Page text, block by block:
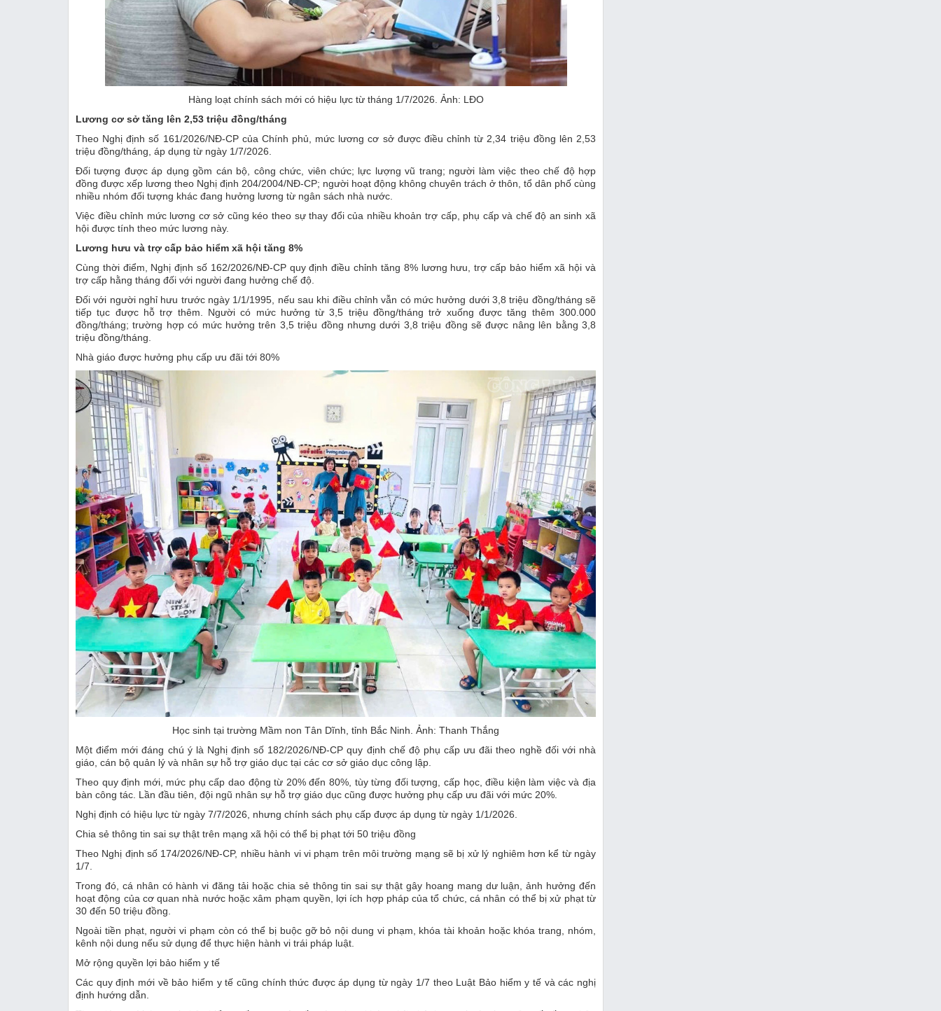
Hàng loạt chính sách mới có hiệu lực từ tháng 1/7/2026. Ảnh: LĐO
Lương cơ sở tăng lên 2,53 triệu đồng/tháng
Theo Nghị định số 161/2026/NĐ-CP của Chính phủ, mức lương cơ sở được điều chỉnh từ 2,34 triệu đồng lên 2,53
triệu đồng/tháng, áp dụng từ ngày 1/7/2026.
Đối tượng được áp dụng gồm cán bộ, công chức, viên chức; lực lượng vũ trang; người làm việc theo chế độ hợp
đồng được xếp lương theo Nghị định 204/2004/NĐ-CP; người hoạt động không chuyên trách ở thôn, tổ dân phố cùng
nhiều nhóm đối tượng khác đang hưởng lương từ ngân sách nhà nước.
Việc điều chỉnh mức lương cơ sở cũng kéo theo sự thay đổi của nhiều khoản trợ cấp, phụ cấp và chế độ an sinh xã
hội được tính theo mức lương này.
Lương hưu và trợ cấp bảo hiểm xã hội tăng 8%
Cùng thời điểm, Nghị định số 162/2026/NĐ-CP quy định điều chỉnh tăng 8% lương hưu, trợ cấp bảo hiểm xã hội và
trợ cấp hằng tháng đối với người đang hưởng chế độ.
Đối với người nghỉ hưu trước ngày 1/1/1995, nếu sau khi điều chỉnh vẫn có mức hưởng dưới 3,8 triệu đồng/tháng sẽ
tiếp tục được hỗ trợ thêm. Người có mức hưởng từ 3,5 triệu đồng/tháng trở xuống được tăng thêm 300.000
đồng/tháng; trường hợp có mức hưởng trên 3,5 triệu đồng nhưng dưới 3,8 triệu đồng sẽ được nâng lên bằng 3,8
triệu đồng/tháng.
Nhà giáo được hưởng phụ cấp ưu đãi tới 80%
Học sinh tại trường Mầm non Tân Dĩnh, tỉnh Bắc Ninh. Ảnh: Thanh Thắng
Một điểm mới đáng chú ý là Nghị định số 182/2026/NĐ-CP quy định chế độ phụ cấp ưu đãi theo nghề đối với nhà
giáo, cán bộ quản lý và nhân sự hỗ trợ giáo dục tại các cơ sở giáo dục công lập.
Theo quy định mới, mức phụ cấp dao động từ 20% đến 80%, tùy từng đối tượng, cấp học, điều kiện làm việc và địa
bàn công tác. Lần đầu tiên, đội ngũ nhân sự hỗ trợ giáo dục cũng được hưởng phụ cấp ưu đãi với mức 20%.
Nghị định có hiệu lực từ ngày 7/7/2026, nhưng chính sách phụ cấp được áp dụng từ ngày 1/1/2026.
Chia sẻ thông tin sai sự thật trên mạng xã hội có thể bị phạt tới 50 triệu đồng
Theo Nghị định số 174/2026/NĐ-CP, nhiều hành vi vi phạm trên môi trường mạng sẽ bị xử lý nghiêm hơn kể từ ngày
1/7.
Trong đó, cá nhân có hành vi đăng tải hoặc chia sẻ thông tin sai sự thật gây hoang mang dư luận, ảnh hưởng đến
hoạt động của cơ quan nhà nước hoặc xâm phạm quyền, lợi ích hợp pháp của tổ chức, cá nhân có thể bị xử phạt từ
30 đến 50 triệu đồng.
Ngoài tiền phạt, người vi phạm còn có thể bị buộc gỡ bỏ nội dung vi phạm, khóa tài khoản hoặc khóa trang, nhóm,
kênh nội dung nếu sử dụng để thực hiện hành vi trái pháp luật.
Mở rộng quyền lợi bảo hiểm y tế
Các quy định mới về bảo hiểm y tế cũng chính thức được áp dụng từ ngày 1/7 theo Luật Bảo hiểm y tế và các nghị
định hướng dẫn.